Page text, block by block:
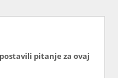
pitanje za ovaj